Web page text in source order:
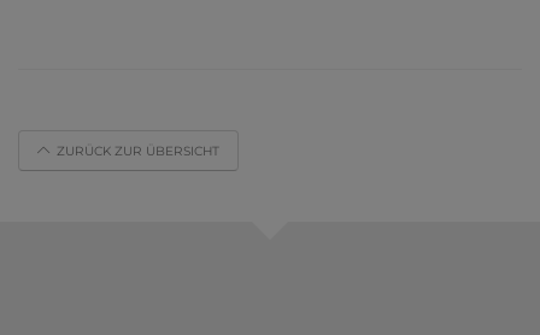
ZURÜCK ZUR ÜBERSICHT